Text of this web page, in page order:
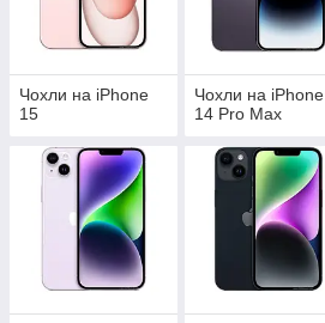
Чохли на iPhone
15
Чохли на iPhone
14 Pro Max